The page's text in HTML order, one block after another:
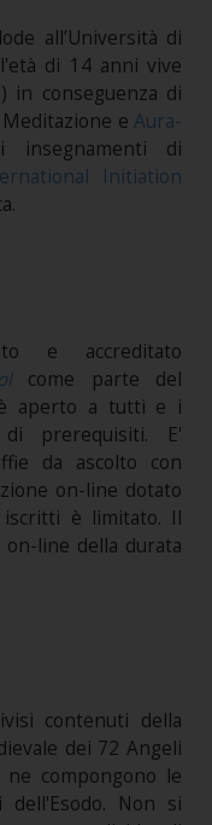
all’Università di
di 14 anni vive
in conseguenza di
e Aura-
insegnamenti di
Initiation
e accreditato
come parte del
aperto a tutti e i
di prerequisiti. E'
da ascolto con
on-line dotato
iscritti è limitato. Il
line della durata
contenuti della
dei 72 Angeli
compongono le
Non si